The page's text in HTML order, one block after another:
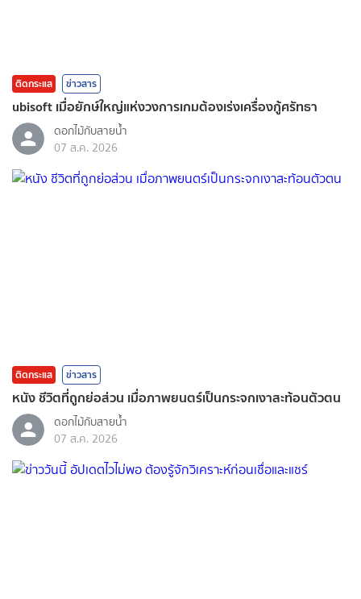
ติดกระแส ข่าวสาร
ubisoft เมื่อยักษ์ใหญ่แห่งวงการเกมต้องเร่งเครื่องกู้ศรัทธา
ดอกไม้กับสายน้ำ
07 ส.ค. 2026
ติดกระแส ข่าวสาร
หนัง ชีวิตที่ถูกย่อส่วน เมื่อภาพยนตร์เป็นกระจกเงาสะท้อนตัวตน
ดอกไม้กับสายน้ำ
07 ส.ค. 2026